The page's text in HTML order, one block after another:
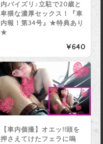
内パイズリ♪立駐で20歳と
卑猥な濃厚セックス！『車
内報！第34号』★特典あり
★
¥640
【車内個撮】オエッ!!頭を
押さえてけたフェラに嗚